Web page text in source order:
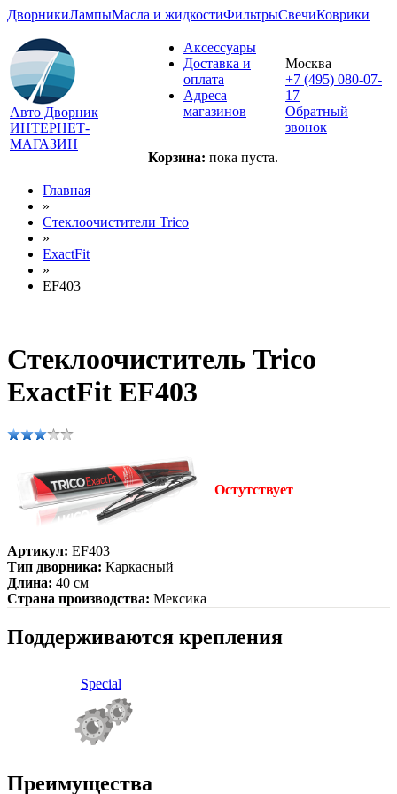
ДворникиЛампыМасла и жидкостиФильтрыСвечиКоврики
Авто Дворник
ИНТЕРНЕТ-
МАГАЗИН
Аксессуары
Доставка и
оплата
Адреса
магазинов
Корзина: пока пуста.
Москва
+7 (495) 080-07-
17
Обратный
звонок
Главная
»
Стеклоочистители Trico
»
ExactFit
»
EF403
Стеклоочиститель Trico
ExactFit EF403
Остутствует
Артикул: EF403
Тип дворника: Каркасный
Длина: 40 см
Страна производства: Мексика
Поддерживаются крепления
Special
Преимущества